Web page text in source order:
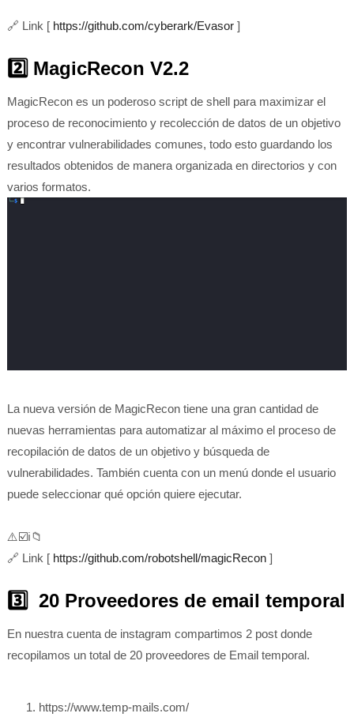
🔗 Link [ https://github.com/cyberark/Evasor]
2️⃣ MagicRecon V2.2
MagicRecon es un poderoso script de shell para maximizar el
proceso de reconocimiento y recolección de datos de un objetivo
y encontrar vulnerabilidades comunes, todo esto guardando los
resultados obtenidos de manera organizada en directorios y con
varios formatos.
La nueva versión de MagicRecon tiene una gran cantidad de
nuevas herramientas para automatizar al máximo el proceso de
recopilación de datos de un objetivo y búsqueda de
vulnerabilidades. También cuenta con un menú donde el usuario
puede seleccionar qué opción quiere ejecutar.
⚠️☑️ℹ️📁
🔗 Link [ https://github.com/robotshell/magicRecon]
3️⃣ 20 Proveedores de email temporal
En nuestra cuenta de instagram compartimos 2 post donde
recopilamos un total de 20 proveedores de Email temporal.
https://www.temp-mails.com/